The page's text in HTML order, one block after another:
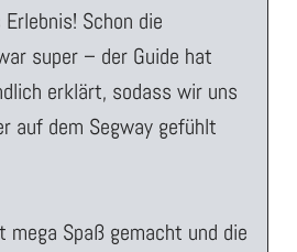
Schon die
super – der Guide hat
erklärt, sodass wir uns
auf dem Segway gefühlt
mega Spaß gemacht und die